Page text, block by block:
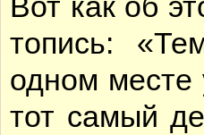
то­пись:
од­ном
тот са­мый